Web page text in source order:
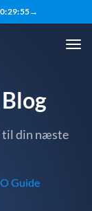
:29:54→
til din næste
Guide